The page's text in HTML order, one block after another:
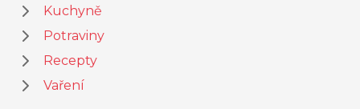
Kuchyně
Potraviny
Recepty
Vaření